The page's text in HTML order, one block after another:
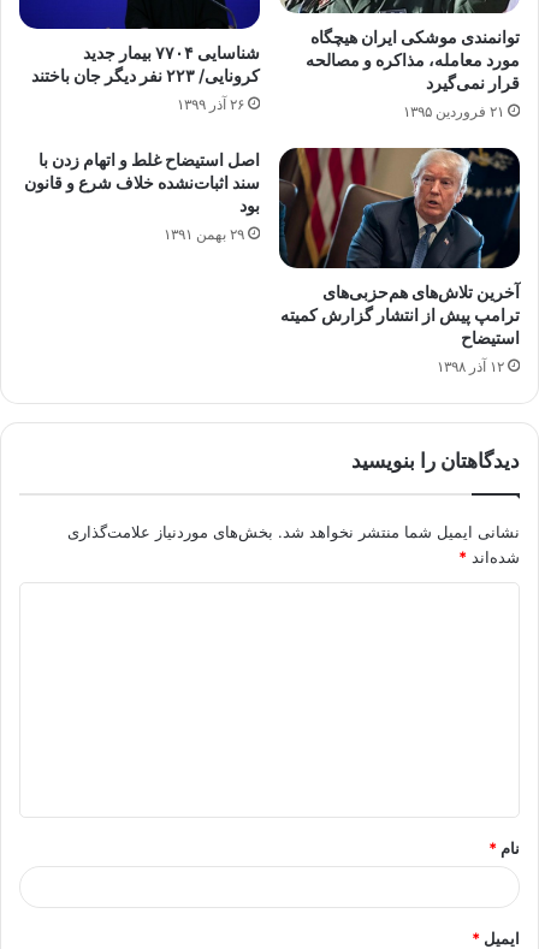
توانمندی موشکی ایران هیچگاه
مورد معامله، مذاکره و مصالحه
قرار نمی‌گیرد
۲۱ فروردین ۱۳۹۵
شناسایی ۷۷۰۴ بیمار جدید
کرونایی/ ۲۲۳ نفر دیگر جان باختند
۲۶ آذر ۱۳۹۹
آخرین تلاش‌های هم‌حزبی‌های
ترامپ پیش از انتشار گزارش کمیته
استیضاح
۱۲ آذر ۱۳۹۸
اصل استیضاح غلط و اتهام زدن با
سند اثبات‌نشده خلاف شرع و قانون
بود
۲۹ بهمن ۱۳۹۱
دیدگاهتان را بنویسید
نشانی ایمیل شما منتشر نخواهد شد. بخش‌های موردنیاز علامت‌گذاری
شده‌اند *
*
نام *
ایمیل *